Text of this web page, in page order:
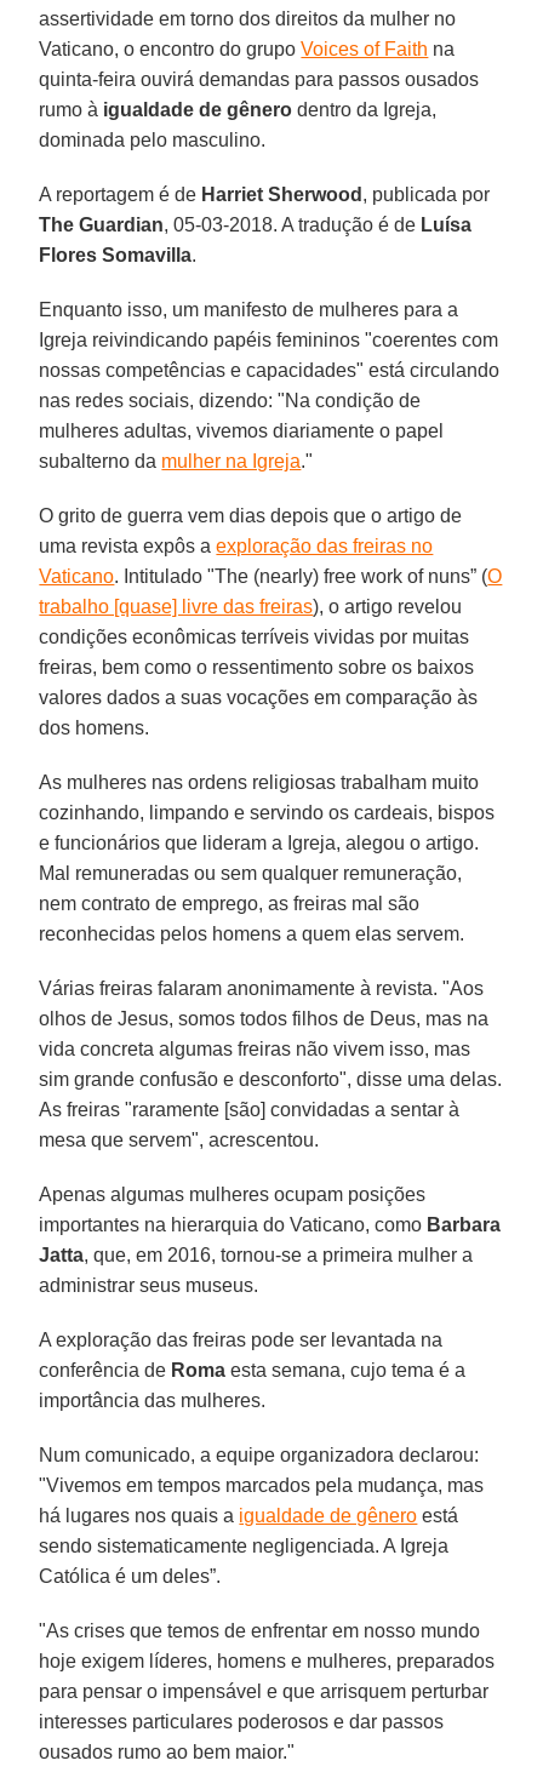
assertividade em torno dos direitos da mulher no
Vaticano, o encontro do grupoVoices of Faith na
quinta-feira ouvirá demandas para passos ousados
rumo à igualdade de gênero dentro da Igreja,
dominada pelo masculino.
A reportagem é de Harriet Sherwood , publicada por
The Guardian, 05-03-2018. A tradução é de Luísa
Flores Somavilla.
Enquanto isso, um manifesto de mulheres para a
Igreja reivindicando papéis femininos "coerentes com
nossas competências e capacidades" está circulando
nas redes sociais, dizendo: "Na condição de
mulheres adultas, vivemos diariamente o papel
subalterno da mulher na Igreja."
O grito de guerra vem dias depois que o artigo de
uma revista expôs aexploração das freiras no
Vaticano. Intitulado "The (nearly) free work of nuns” (O
trabalho [quase] livre das freiras), o artigo revelou
condições econômicas terríveis vividas por muitas
freiras, bem como o ressentimento sobre os baixos
valores dados a suas vocações em comparação às
dos homens.
As mulheres nas ordens religiosas trabalham muito
cozinhando, limpando e servindo os cardeais, bispos
e funcionários que lideram a Igreja, alegou o artigo.
Mal remuneradas ou sem qualquer remuneração,
nem contrato de emprego, as freiras mal são
reconhecidas pelos homens a quem elas servem.
Várias freiras falaram anonimamente à revista. "Aos
olhos de Jesus, somos todos filhos de Deus, mas na
vida concreta algumas freiras não vivem isso, mas
sim grande confusão e desconforto", disse uma delas.
As freiras "raramente [são] convidadas a sentar à
mesa que servem", acrescentou.
Apenas algumas mulheres ocupam posições
importantes na hierarquia do Vaticano, como Barbara
Jatta, que, em 2016, tornou-se a primeira mulher a
administrar seus museus.
A exploração das freiras pode ser levantada na
conferência de Roma esta semana, cujo tema é a
importância das mulheres.
Num comunicado, a equipe organizadora declarou:
"Vivemos em tempos marcados pela mudança, mas
há lugares nos quais a igualdade de gênero está
sendo sistematicamente negligenciada. A Igreja
Católica é um deles”.
"As crises que temos de enfrentar em nosso mundo
hoje exigem líderes, homens e mulheres, preparados
para pensar o impensável e que arrisquem perturbar
interesses particulares poderosos e dar passos
ousados rumo ao bem maior."